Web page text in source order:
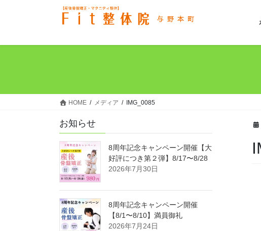
HOME メディア IMG_0085
お知らせ
8周年記念キャンペーン開催【大
好評につき第２弾】8/17〜8/28
2026年7月30日
8周年記念キャンペーン開催
【8/1〜8/10】満員御礼
2026年7月24日